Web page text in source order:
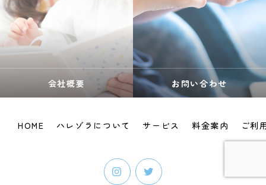
会社概要 お問い合わせ
HOME ハレゾラについて サービス 料金案内 ご利